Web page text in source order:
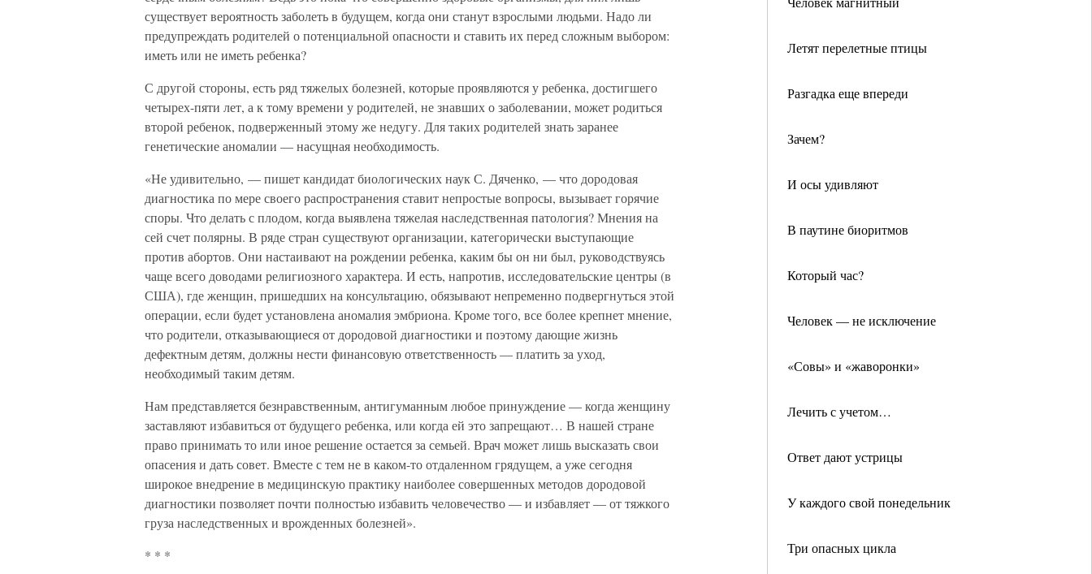
Летят перелетные птицы
Разгадка еще впереди
Зачем?
И осы удивляют
В паутине биоритмов
Который час?
Человек — не исключение
«Совы» и «жаворонки»
Лечить с учетом…
Ответ дают устрицы
У каждого свой понедельник
Три опасных цикла
существует вероятность заболеть в будущем, когда они станут взрослыми людьми. Надо ли
предупреждать родителей о потенциальной опасности и ставить их перед сложным выбором:
иметь или не иметь ребенка?
С другой стороны, есть ряд тяжелых болезней, которые проявляются у ребенка, достигшего
четырех-пяти лет, а к тому времени у родителей, не знавших о заболевании, может родиться
второй ребенок, подверженный этому же недугу. Для таких родителей знать заранее
генетические аномалии — насущная необходимость.
«Не удивительно, — пишет кандидат биологических наук С. Дяченко, — что дородовая
диагностика по мере своего распространения ставит непростые вопросы, вызывает горячие
споры. Что делать с плодом, когда выявлена тяжелая наследственная патология? Мнения на
сей счет полярны. В ряде стран существуют организации, категорически выступающие
против абортов. Они настаивают на рождении ребенка, каким бы он ни был, руководствуясь
чаще всего доводами религиозного характера. И есть, напротив, исследовательские центры (в
США), где женщин, пришедших на консультацию, обязывают непременно подвергнуться этой
операции, если будет установлена аномалия эмбриона. Кроме того, все более крепнет мнение,
что родители, отказывающиеся от дородовой диагностики и поэтому дающие жизнь
дефектным детям, должны нести финансовую ответственность — платить за уход,
необходимый таким детям.
Нам представляется безнравственным, антигуманным любое принуждение — когда женщину
заставляют избавиться от будущего ребенка, или когда ей это запрещают… В нашей стране
право принимать то или иное решение остается за семьей. Врач может лишь высказать свои
опасения и дать совет. Вместе с тем не в каком-то отдаленном грядущем, а уже сегодня
широкое внедрение в медицинскую практику наиболее совершенных методов дородовой
диагностики позволяет почти полностью избавить человечество — и избавляет — от тяжкого
груза наследственных и врожденных болезней».
* * *